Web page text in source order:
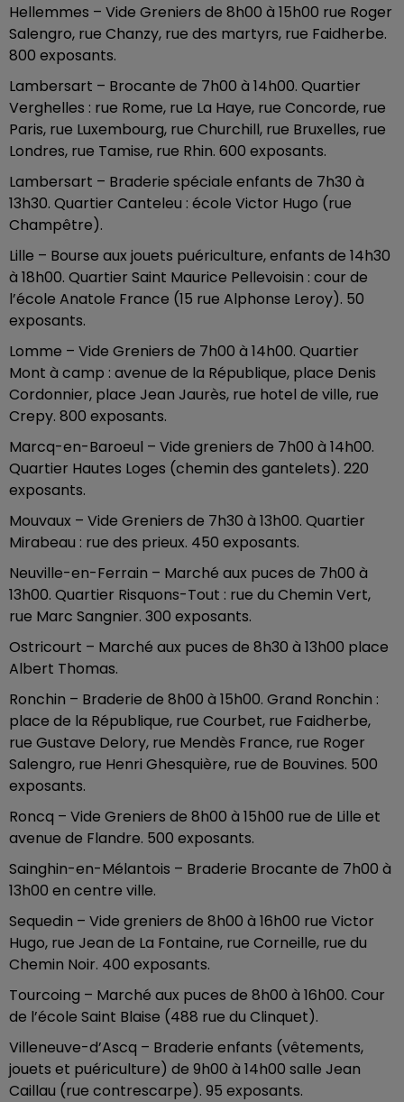
Hellemmes – Vide Greniers de 8h00 à 15h00 rue Roger
Salengro, rue Chanzy, rue des martyrs, rue Faidherbe.
800 exposants.
Lambersart – Brocante de 7h00 à 14h00. Quartier
Verghelles : rue Rome, rue La Haye, rue Concorde, rue
Paris, rue Luxembourg, rue Churchill, rue Bruxelles, rue
Londres, rue Tamise, rue Rhin. 600 exposants.
Lambersart – Braderie spéciale enfants de 7h30 à
13h30. Quartier Canteleu : école Victor Hugo (rue
Champêtre).
Lille – Bourse aux jouets puériculture, enfants de 14h30
à 18h00. Quartier Saint Maurice Pellevoisin : cour de
l’école Anatole France (15 rue Alphonse Leroy). 50
exposants.
Lomme – Vide Greniers de 7h00 à 14h00. Quartier
Mont à camp : avenue de la République, place Denis
Cordonnier, place Jean Jaurès, rue hotel de ville, rue
Crepy. 800 exposants.
Marcq-en-Baroeul – Vide greniers de 7h00 à 14h00.
Quartier Hautes Loges (chemin des gantelets). 220
exposants.
Mouvaux – Vide Greniers de 7h30 à 13h00. Quartier
Mirabeau : rue des prieux. 450 exposants.
Neuville-en-Ferrain – Marché aux puces de 7h00 à
13h00. Quartier Risquons-Tout : rue du Chemin Vert,
rue Marc Sangnier. 300 exposants.
Ostricourt – Marché aux puces de 8h30 à 13h00 place
Albert Thomas.
Ronchin – Braderie de 8h00 à 15h00. Grand Ronchin :
place de la République, rue Courbet, rue Faidherbe,
rue Gustave Delory, rue Mendès France, rue Roger
Salengro, rue Henri Ghesquière, rue de Bouvines. 500
exposants.
Roncq – Vide Greniers de 8h00 à 15h00 rue de Lille et
avenue de Flandre. 500 exposants.
Sainghin-en-Mélantois – Braderie Brocante de 7h00 à
13h00 en centre ville.
Sequedin – Vide greniers de 8h00 à 16h00 rue Victor
Hugo, rue Jean de La Fontaine, rue Corneille, rue du
Chemin Noir. 400 exposants.
Tourcoing – Marché aux puces de 8h00 à 16h00. Cour
de l’école Saint Blaise (488 rue du Clinquet).
Villeneuve-d’Ascq – Braderie enfants (vêtements,
jouets et puériculture) de 9h00 à 14h00 salle Jean
Caillau (rue contrescarpe). 95 exposants.